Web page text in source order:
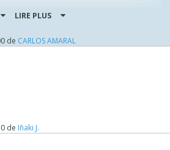
LIRE PLUS
de CARLOS AMARAL
de Iñaki J.